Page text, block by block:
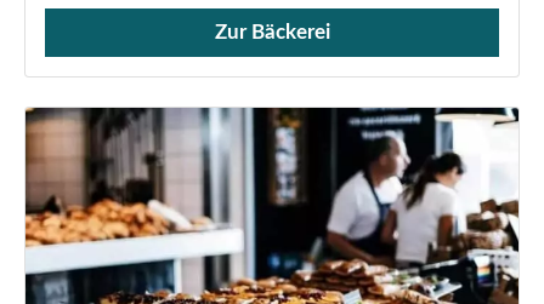
Verkauf von Brötchen,
Zur Bäckerei